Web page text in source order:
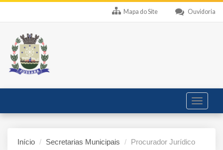
Ouvidoria
Mapa do Site
Toggle
Início Secretarias Municipais Procurador Jurídico